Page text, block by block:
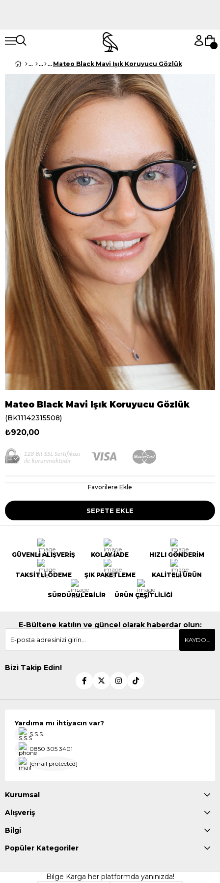
Mateo Black Mavi Işık Koruyucu Gözlük
Mateo Black Mavi Işık Koruyucu Gözlük
(BK11142315508)
₺920,00
Favorilere Ekle
GÜVENLİ ALIŞVERİŞ KOLAY İADE HIZLI GÖNDERİM
TAKSİTLİ ÖDEME ŞIK PAKETLEME KALİTELİ ÜRÜN
SÜRDÜRÜLEBİLİR ÜRÜN ÇEŞİTLİLİĞİ
E-Bültene katılın ve güncel olarak haberdar olun:
KAYDOL
Bizi Takip Edin!
Yardıma mı ihtiyacın var?
S.S.S.
0850 305 3401
[email protected]
Kurumsal
Alışveriş
Bilgi
Popüler Kategoriler
Bilge Karga her platformda yanınızda!